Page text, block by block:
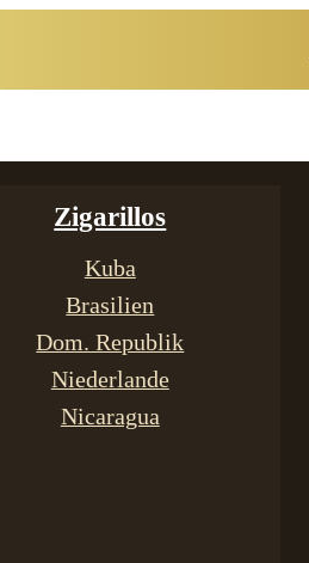
Zigarillos
Kuba
Brasilien
Dom. Republik
Niederlande
Nicaragua